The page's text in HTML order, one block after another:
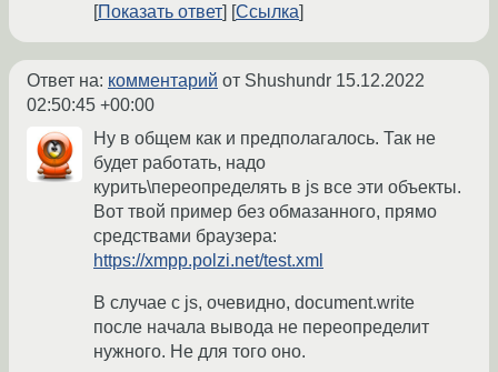
Показать ответ Ссылка
Ответ на: комментарий от Shushundr 15.12.2022
02:50:45 +00:00
Ну в общем как и предполагалось. Так не
будет работать, надо
курить\переопределять в js все эти объекты.
Вот твой пример без обмазанного, прямо
средствами браузера:
https://xmpp.polzi.net/test.xml
В случае с js, очевидно, document.write
после начала вывода не переопределит
нужного. Не для того оно.